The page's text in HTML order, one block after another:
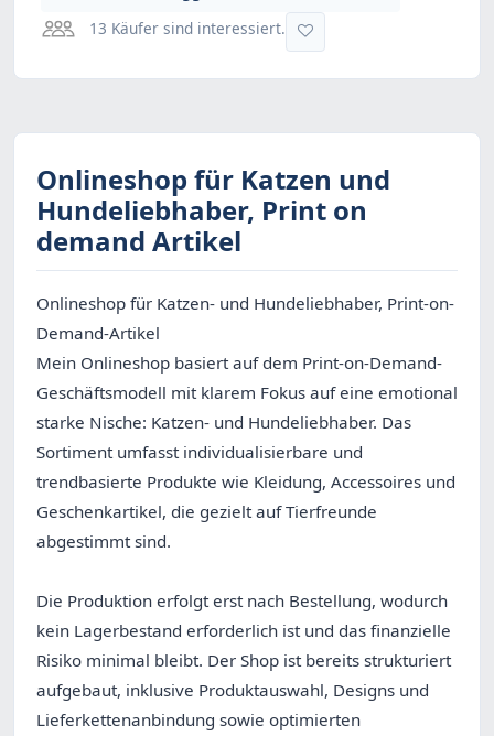
13 Käufer sind interessiert.
Onlineshop für Katzen und
Hundeliebhaber, Print on
demand Artikel
Onlineshop für Katzen- und Hundeliebhaber, Print-on-
Demand-Artikel
Mein Onlineshop basiert auf dem Print-on-Demand-
Geschäftsmodell mit klarem Fokus auf eine emotional
starke Nische: Katzen- und Hundeliebhaber. Das
Sortiment umfasst individualisierbare und
trendbasierte Produkte wie Kleidung, Accessoires und
Geschenkartikel, die gezielt auf Tierfreunde
abgestimmt sind.
Die Produktion erfolgt erst nach Bestellung, wodurch
kein Lagerbestand erforderlich ist und das finanzielle
Risiko minimal bleibt. Der Shop ist bereits strukturiert
aufgebaut, inklusive Produktauswahl, Designs und
Lieferkettenanbindung sowie optimierten